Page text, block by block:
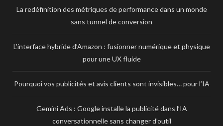
La redéfinition des métriques de performance dans un monde
sans tunnel de conversion
L’interface hybride d’Amazon : fusionner numérique et physique
pour une UX fluide
Pourquoi vos publicités et avis clients sont invisibles… pour l’IA
Gemini Ads : Google installe la publicité dans l’IA
conversationnelle sans changer d’outil